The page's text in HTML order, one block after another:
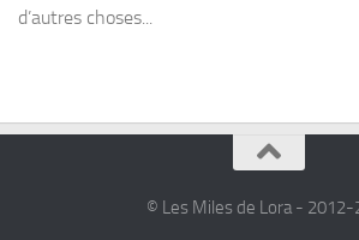
d’autres choses...
© Les Miles de Lora - 2012-